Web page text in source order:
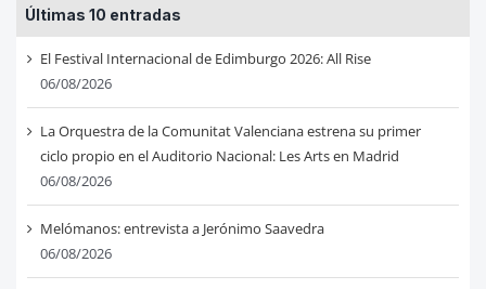
Últimas 10 entradas
El Festival Internacional de Edimburgo 2026: All Rise
06/08/2026
La Orquestra de la Comunitat Valenciana estrena su primer
ciclo propio en el Auditorio Nacional: Les Arts en Madrid
06/08/2026
Melómanos: entrevista a Jerónimo Saavedra
06/08/2026